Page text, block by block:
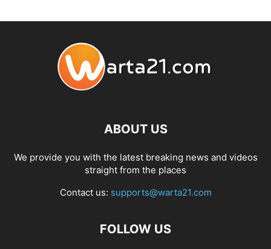
ABOUT US
We provide you with the latest breaking news and videos
straight from the places
Contact us: supports@warta21.com
FOLLOW US